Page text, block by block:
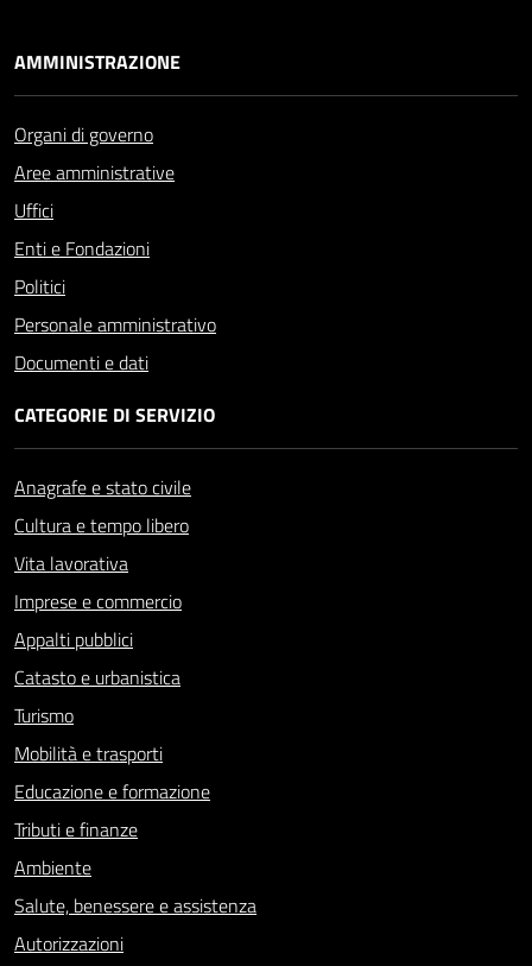
AMMINISTRAZIONE
Organi di governo
Aree amministrative
Uffici
Enti e Fondazioni
Politici
Personale amministrativo
Documenti e dati
CATEGORIE DI SERVIZIO
Anagrafe e stato civile
Cultura e tempo libero
Vita lavorativa
Imprese e commercio
Appalti pubblici
Catasto e urbanistica
Turismo
Mobilità e trasporti
Educazione e formazione
Tributi e finanze
Ambiente
Salute, benessere e assistenza
Autorizzazioni